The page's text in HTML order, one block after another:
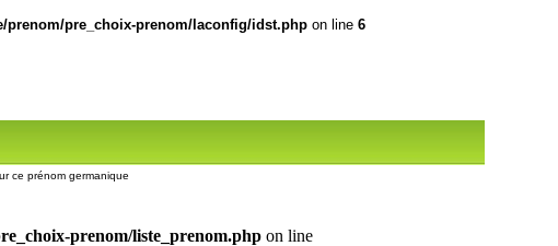
prenom/pre_choix-prenom/laconfig/idst.php on line 6
ce prénom germanique
prenom/liste_prenom.php on line